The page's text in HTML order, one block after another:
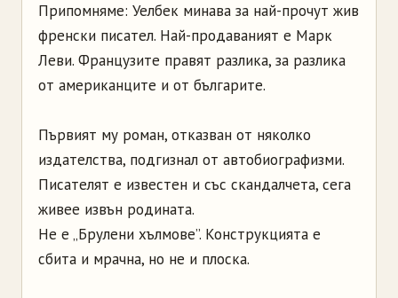
Припомняме: Уелбек минава за най-прочут жив
френски писател. Най-продаваният е Марк
Леви. Французите правят разлика, за разлика
от американците и от българите.
Първият му роман, отказван от няколко
издателства, подгизнал от автобиографизми.
Писателят е известен и със скандалчета, сега
живее извън родината.
Не е „Брулени хълмове”. Конструкцията е
сбита и мрачна, но не и плоска.